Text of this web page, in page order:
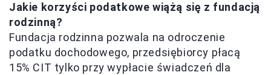
Jakie korzyści podatkowe wiążą się z fundacją
rodzinną?
Fundacja rodzinna pozwala na odroczenie
podatku dochodowego, przedsiębiorcy płacą
15% CIT tylko przy wypłacie świadczeń dla